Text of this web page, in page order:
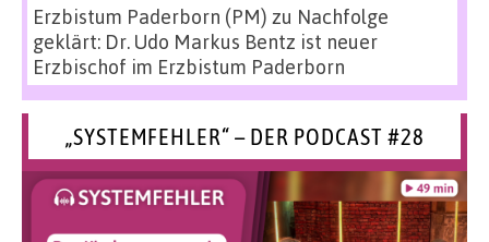
Erzbistum Paderborn (PM) zu Nachfolge
geklärt: Dr. Udo Markus Bentz ist neuer
Erzbischof im Erzbistum Paderborn
„SYSTEMFEHLER“ – DER PODCAST #28